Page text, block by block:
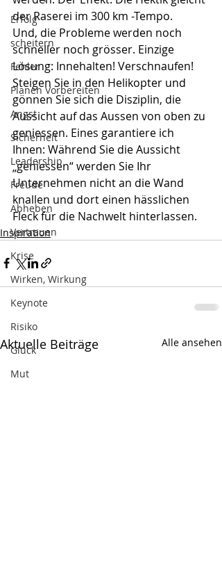
Erfolg
scheitern
Fehler
Planen Vorbereiten
Angst
Sicherheit
Leadership
Freude
Abheben
Vertrauen
Krise
Wirken, Wirkung
Keynote
Risiko
Glück
Mut
der Raserei im 300 km -Tempo.
Und, die Probleme werden noch
schneller noch grösser. Einzige
Lösung: Innehalten! Verschnaufen!
Steigen Sie in den Helikopter und
gönnen Sie sich die Disziplin, die
Aussicht auf das Aussen von oben zu
geniessen. Eines garantiere ich
Ihnen: Während Sie die Aussicht
„geniessen“ werden Sie Ihr
Unternehmen nicht an die Wand
knallen und dort einen hässlichen
Fleck für die Nachwelt hinterlassen.
Inspiration
Aktuelle Beiträge Alle ansehen